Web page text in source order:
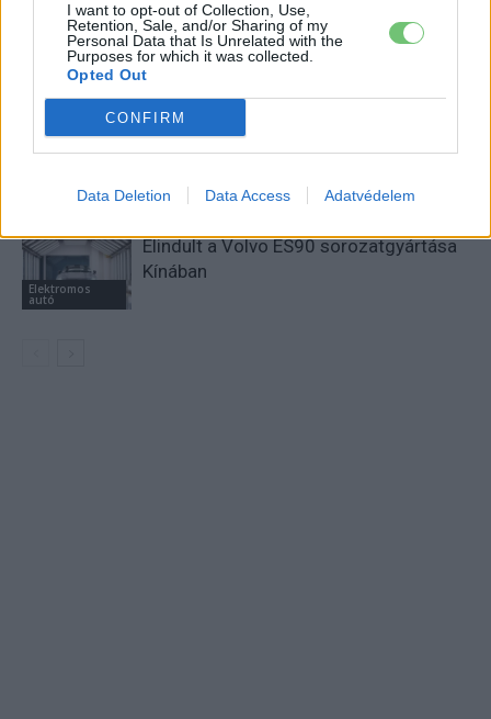
I want to opt-out of Collection, Use,
Retention, Sale, and/or Sharing of my
Personal Data that Is Unrelated with the
Purposes for which it was collected.
Opted Out
CONFIRM
Data Deletion Data Access Adatvédelem
Elektromos
Elindult a Tesla Cybercab gyártása
Texasban
Ismét csúszik a Tesla elektromos
Elektromos
autó
Elindult a Volvo ES90 sorozatgyártása
Kínában